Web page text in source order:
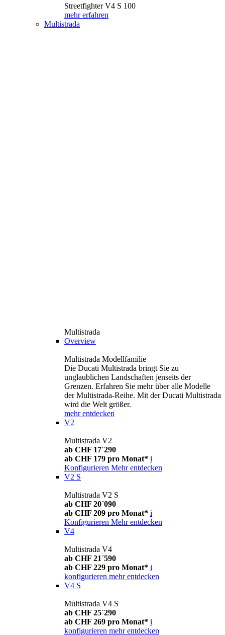
Streetfighter V4 S 100
mehr erfahren
Multistrada
Multistrada
Overview
Multistrada Modellfamilie
Die Ducati Multistrada bringt Sie zu
unglaublichen Landschaften jenseits der
Grenzen. Erfahren Sie mehr über alle Modelle
der Multistrada-Reihe. Mit der Ducati Multistrada
wird die Welt größer.
mehr entdecken
V2
Multistrada V2
ab CHF 17´290
ab CHF 179 pro Monat* i
Konfigurieren Mehr entdecken
V2 S
Multistrada V2 S
ab CHF 20´090
ab CHF 209 pro Monat* i
Konfigurieren Mehr entdecken
V4
Multistrada V4
ab CHF 21´590
ab CHF 229 pro Monat* i
konfigurieren mehr entdecken
V4 S
Multistrada V4 S
ab CHF 25´290
ab CHF 269 pro Monat* i
konfigurieren mehr entdecken